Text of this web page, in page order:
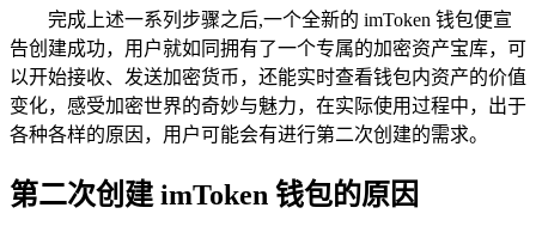
完成上述一系列步骤之后,一个全新的 imToken 钱包便宣
告创建成功，用户就如同拥有了一个专属的加密资产宝库，可
以开始接收、发送加密货币，还能实时查看钱包内资产的价值
变化，感受加密世界的奇妙与魅力，在实际使用过程中，出于
各种各样的原因，用户可能会有进行第二次创建的需求。
第二次创建 imToken 钱包的原因